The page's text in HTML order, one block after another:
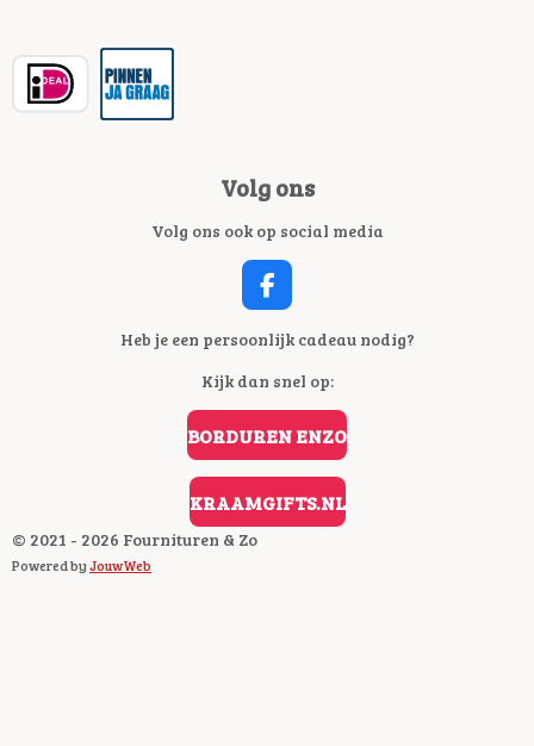
Volg ons
Volg ons ook op social media
F
A
C
B
O
O
Heb je een persoonlijk cadeau nodig?
Kijk dan snel op:
BORDUREN ENZO
KRAAMGIFTS.NL
© 2021 - 2026 Fournituren & Zo
Powered byJouwWeb